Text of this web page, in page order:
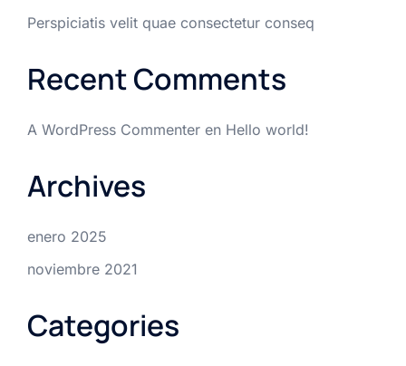
Perspiciatis velit quae consectetur conseq
Recent Comments
A WordPress Commenter en Hello world!
Archives
enero 2025
noviembre 2021
Categories